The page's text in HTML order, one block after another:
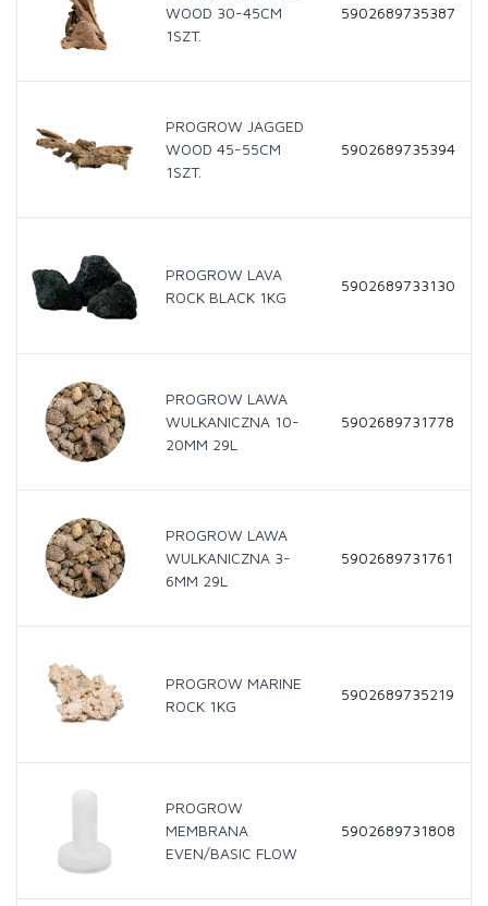
WOOD 30-45CM
1SZT.
5902689735387
PROGROW JAGGED
WOOD 45-55CM
1SZT.
5902689735394
PROGROW LAVA
ROCK BLACK 1KG
5902689733130
PROGROW LAWA
WULKANICZNA 10-
20MM 29L
5902689731778
PROGROW LAWA
WULKANICZNA 3-
6MM 29L
5902689731761
PROGROW MARINE
ROCK 1KG
5902689735219
PROGROW
MEMBRANA
EVEN/BASIC FLOW
5902689731808